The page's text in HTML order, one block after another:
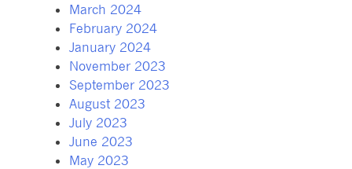
March 2024
February 2024
January 2024
November 2023
September 2023
August 2023
July 2023
June 2023
May 2023